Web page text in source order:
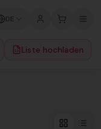
DE
Liste hochladen